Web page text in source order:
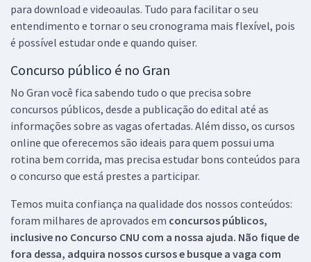
para download e videoaulas. Tudo para facilitar o seu
entendimento e tornar o seu cronograma mais flexível, pois
é possível estudar onde e quando quiser.
Concurso público é no Gran
No Gran você fica sabendo tudo o que precisa sobre
concursos públicos, desde a publicação do edital até as
informações sobre as vagas ofertadas. Além disso, os cursos
online que oferecemos são ideais para quem possui uma
rotina bem corrida, mas precisa estudar bons conteúdos para
o concurso que está prestes a participar.
Temos muita confiança na qualidade dos nossos conteúdos:
foram milhares de aprovados em concursos públicos,
inclusive no Concurso CNU com a nossa ajuda. Não fique de
fora dessa, adquira nossos cursos e busque a vaga com